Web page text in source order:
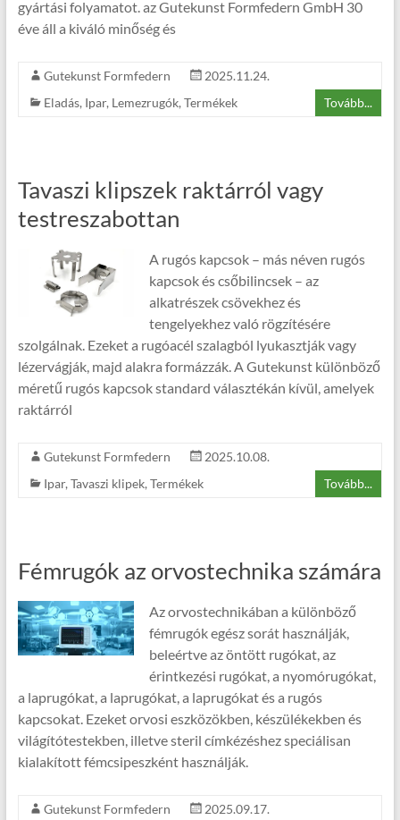
gyártási folyamatot. az Gutekunst Formfedern GmbH 30
éve áll a kiváló minőség és
Gutekunst Formfedern
2025.11.24.
Eladás, Ipar, Lemezrugók, Termékek Tovább...
Tavaszi klipszek raktárról vagy
testreszabottan
A rugós kapcsok – más néven rugós
kapcsok és csőbilincsek – az
alkatrészek csövekhez és
tengelyekhez való rögzítésére
szolgálnak. Ezeket a rugóacél szalagból lyukasztják vagy
lézervágják, majd alakra formázzák. A Gutekunst különböző
méretű rugós kapcsok standard választékán kívül, amelyek
raktárról
Gutekunst Formfedern
2025.10.08.
Ipar, Tavaszi klipek, Termékek Tovább...
Fémrugók az orvostechnika számára
Az orvostechnikában a különböző
fémrugók egész sorát használják,
beleértve az öntött rugókat, az
érintkezési rugókat, a nyomórugókat,
a laprugókat, a laprugókat, a laprugókat és a rugós
kapcsokat. Ezeket orvosi eszközökben, készülékekben és
világítótestekben, illetve steril címkézéshez speciálisan
kialakított fémcsipeszként használják.
Gutekunst Formfedern
2025.09.17.